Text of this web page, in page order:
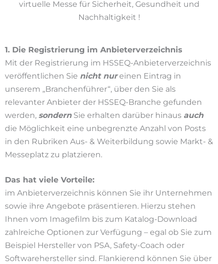
virtuelle Messe für Sicherheit, Gesundheit und
Nachhaltigkeit !
1. Die Registrierung im Anbieterverzeichnis
Mit der Registrierung im HSSEQ-Anbieterverzeichnis
veröffentlichen Sie nicht nureinen Eintrag in
unserem „Branchenführer“, über den Sie als
relevanter Anbieter der HSSEQ-Branche gefunden
werden, sondern Sie erhalten darüber hinaus auch
die Möglichkeit eine unbegrenzte Anzahl von Posts
in den Rubriken Aus- & Weiterbildung sowie Markt- &
Messeplatz zu platzieren.
Das hat viele Vorteile:
im Anbieterverzeichnis können Sie ihr Unternehmen
sowie ihre Angebote präsentieren. Hierzu stehen
Ihnen vom Imagefilm bis zum Katalog-Download
zahlreiche Optionen zur Verfügung – egal ob Sie zum
Beispiel Hersteller von PSA, Safety-Coach oder
Softwarehersteller sind. Flankierend können Sie über